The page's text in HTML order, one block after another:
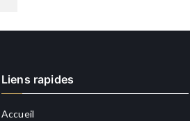
Liens rapides
Accueil